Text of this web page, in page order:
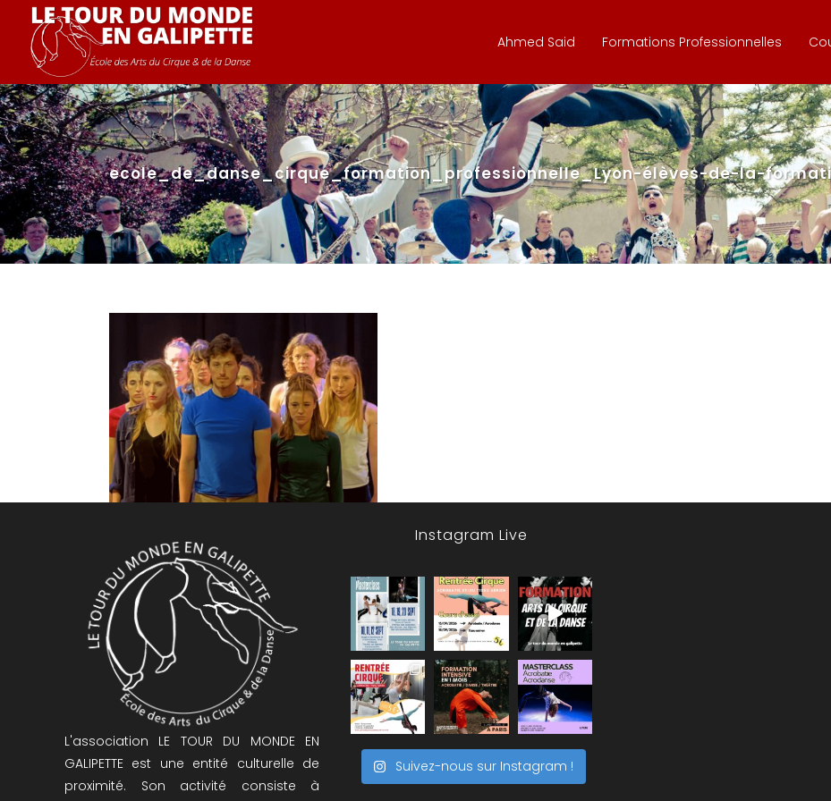
Ahmed Said Formations Professionnelles
ecole_de_danse_cirque_formation_professionnelle_Lyon-élèves-de-la-
L'association LE TOUR DU MONDE EN
GALIPETTE est une entité culturelle de
proximité. Son activité consiste à
Instagram Live
Suivez-nous sur Instagram !